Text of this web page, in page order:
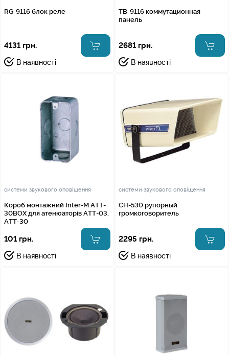
RG-9116 блок реле
4131 грн.
В наявності
TB-9116 коммутационная
панель
2681 грн.
В наявності
системи звукового оповіщення
Короб монтажний Inter-M ATT-
30BOX для атенюаторів АТТ-03,
АТТ-30
101 грн.
В наявності
системи звукового оповіщення
CH-530 рупорный
громкоговоритель
2295 грн.
В наявності